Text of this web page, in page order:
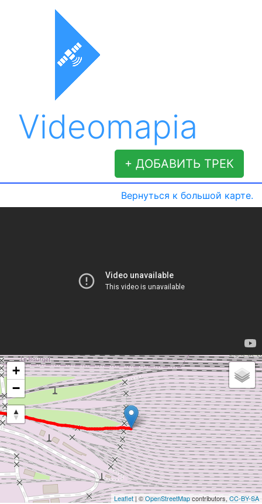
Videomapia
+ ДОБАВИТЬ ТРЕК
Вернуться к большой карте.
+
−
Leaflet | ©OpenStreetMapcontributors, CC-BY-SA